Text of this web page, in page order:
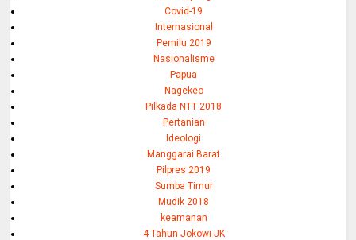
Covid-19
Internasional
Pemilu 2019
Nasionalisme
Papua
Nagekeo
Pilkada NTT 2018
Pertanian
Ideologi
Manggarai Barat
Pilpres 2019
Sumba Timur
Mudik 2018
keamanan
4 Tahun Jokowi-JK